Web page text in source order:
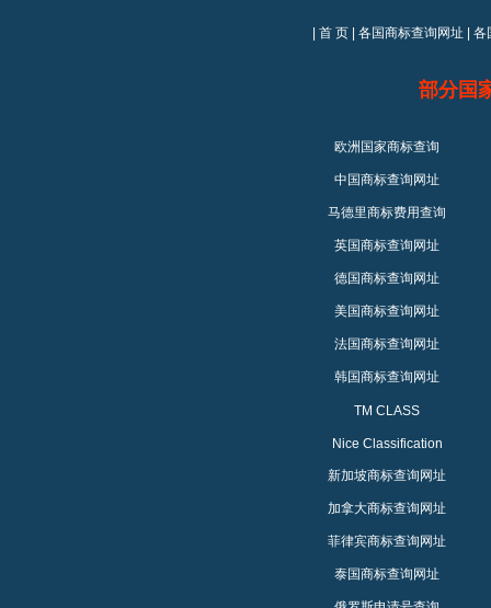
首 页| 各国商标查询网址 各
部分国
欧洲国家商标查询
中国商标查询网址
马德里商标费用查询
英国商标查询网址
德国商标查询网址
美国商标查询网址
法国商标查询网址
韩国商标查询网址
TM CLASS
Nice Classification
新加坡商标查询网址
加拿大商标查询网址
菲律宾商标查询网址
泰国商标查询网址